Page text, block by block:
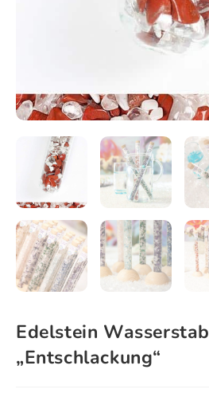
Edelstein Wasserstab
„Entschlackung“